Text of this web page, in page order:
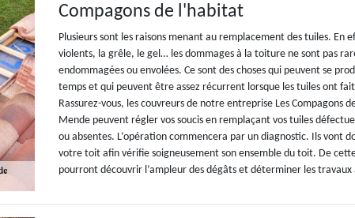
Compagons de l'habitat
Plusieurs sont les raisons menant au remplacement des tuiles. En
violents, la grêle, le gel… les dommages à la toiture ne sont pas
endommagées ou envolées. Ce sont des choses qui peuvent se
temps et qui peuvent être assez récurrent lorsque les tuiles ont
Rassurez-vous, les couvreurs de notre entreprise Les Compagons
Mende peuvent régler vos soucis en remplaçant vos tuiles
ou absentes. L’opération commencera par un diagnostic. Ils vont
votre toit afin vérifie soigneusement son ensemble du toit. De
pourront découvrir l’ampleur des dégâts et déterminer les travaux